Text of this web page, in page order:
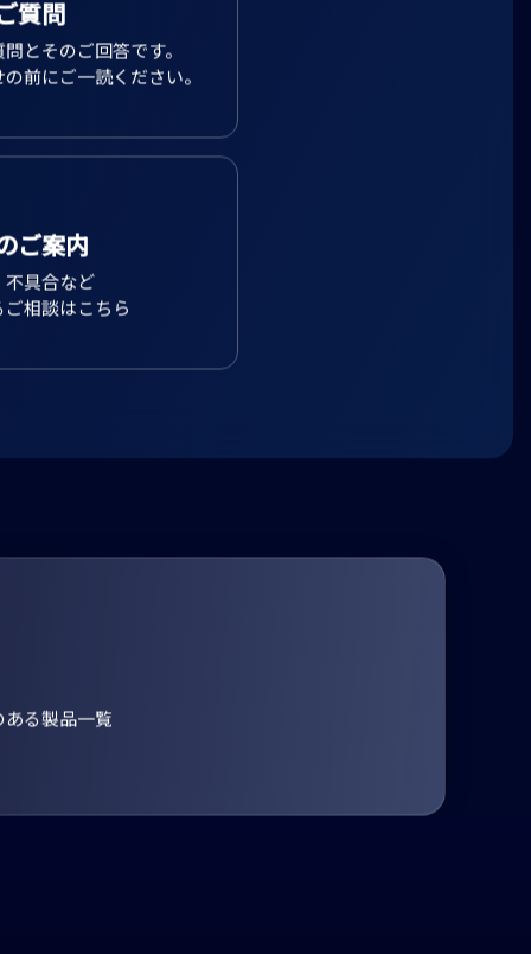
質問
とそのご回答です。
前にご一読ください。
ご案内
具合など
相談はこちら
る製品一覧